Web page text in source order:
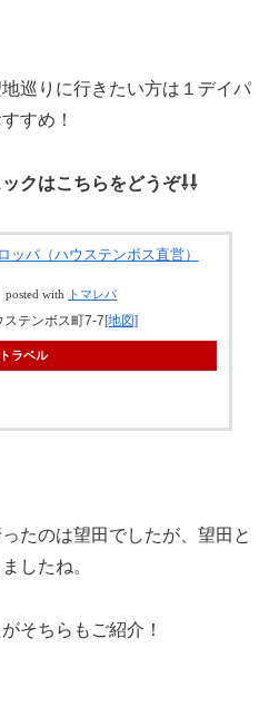
巡りに行きたい方は１デイパ
すめ！
クはこちらをどうぞ⇩⇩
ッパ（ハウステンボス直営）
posted with トマレバ
テンボス町7-7 [地図]
ラベル
たのは望田でしたが、望田と
したね。
そちらもご紹介！